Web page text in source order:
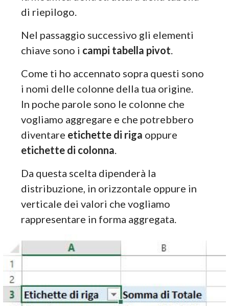
di riepilogo.
Nel passaggio successivo gli elementi
chiave sono i campi tabella pivot.
Come ti ho accennato sopra questi sono
i nomi delle colonne della tua origine.
In poche parole sono le colonne che
vogliamo aggregare e che potrebbero
diventare etichette di riga oppure
etichette di colonna.
Da questa scelta dipenderà la
distribuzione, in orizzontale oppure in
verticale dei valori che vogliamo
rappresentare in forma aggregata.